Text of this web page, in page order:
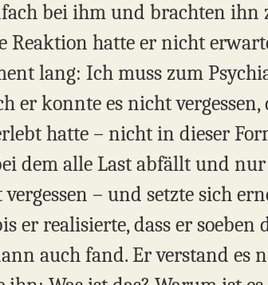
bei ihm und brachten ihn
Reaktion hatte er nicht
lang: Ich muss zum
er konnte es nicht
hatte – nicht in dieser
dem alle Last abfällt und
– und setzte sich
er realisierte, dass er
auch fand. Er verstand es